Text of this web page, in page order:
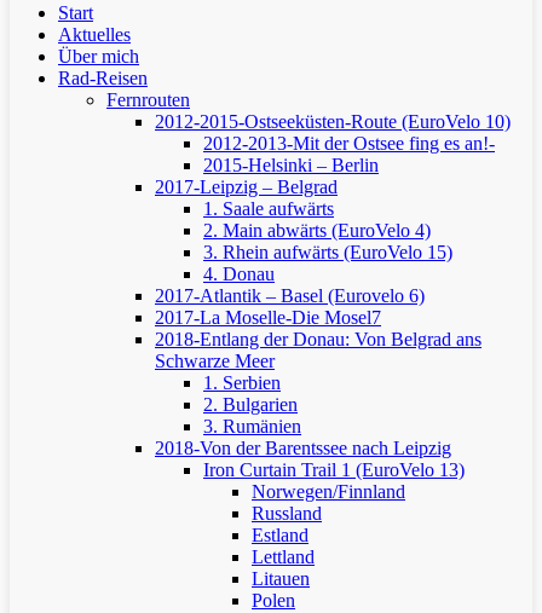
Start
Aktuelles
Über mich
Rad-Reisen
Fernrouten
2012-2015-Ostseeküsten-Route (EuroVelo 10)
2012-2013-Mit der Ostsee fing es an!-
2015-Helsinki – Berlin
2017-Leipzig – Belgrad
1. Saale aufwärts
2. Main abwärts (EuroVelo 4)
3. Rhein aufwärts (EuroVelo 15)
4. Donau
2017-Atlantik – Basel (Eurovelo 6)
2017-La Moselle-Die Mosel7
2018-Entlang der Donau: Von Belgrad ans
Schwarze Meer
1. Serbien
2. Bulgarien
3. Rumänien
2018-Von der Barentssee nach Leipzig
Iron Curtain Trail 1 (EuroVelo 13)
Norwegen/Finnland
Russland
Estland
Lettland
Litauen
Polen